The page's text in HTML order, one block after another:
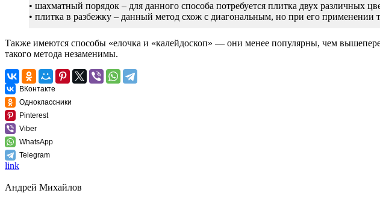
• шахматный порядок – для данного способа потребуется плитка двух различных
• плитка в разбежку – данный метод схож с диагональным, но при его применении
Также имеются способы «елочка и «калейдоскоп» — они менее популярны, чем
такого метода незаменимы.
ВКонтакте
Одноклассники
Pinterest
Viber
WhatsApp
Telegram
link
Андрей Михайлов